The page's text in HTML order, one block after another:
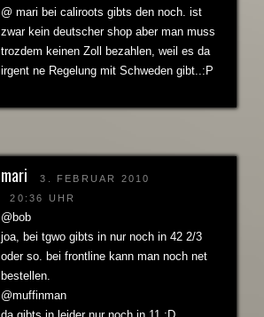
@ mari bei caliroots gibts den noch. ist
zwar kein deutscher shop aber man muss
trozdem keinen Zoll bezahlen, weil es da
irgent ne Regelung mit Schweden gibt..:P
mari
3. FEBRUAR 2010
20:36 UHR
@bob
joa, bei tgwo gibts in nur noch in 42 2/3
oder so. bei frontline kann man noch net
bestellen.
@muffinman